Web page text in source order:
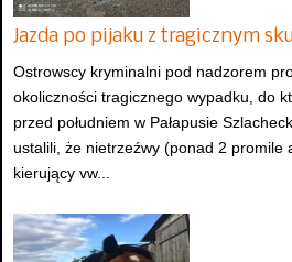
Jazda po pijaku z tragicznym
Ostrowscy kryminalni pod nadzorem
okoliczności tragicznego wypadku, do
przed południem w Pałapusie
ustalili, że nietrzeźwy (ponad 2 promile
kierujący vw...